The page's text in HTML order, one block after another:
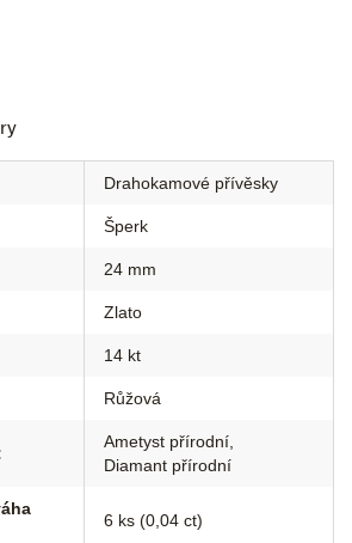
Drahokamové přívěsky
Šperk
24 mm
Zlato
14 kt
Růžová
Ametyst přírodní
Diamant přírodní
6 ks (0,04 ct)